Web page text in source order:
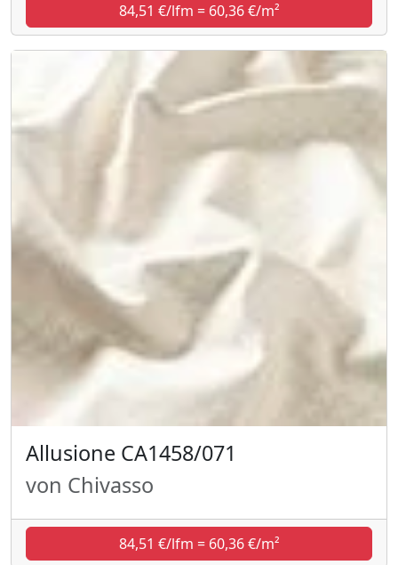
84,51 €/lfm = 60,36 €/m²
Allusione CA1458/071
von Chivasso
84,51 €/lfm = 60,36 €/m²